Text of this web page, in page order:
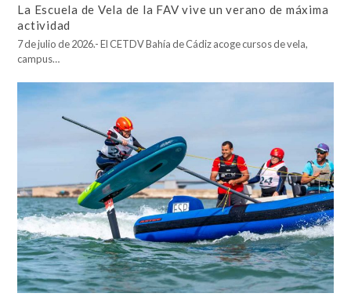
La Escuela de Vela de la FAV vive un verano de máxima
actividad
7 de julio de 2026.- El CETDV Bahía de Cádiz acoge cursos de vela,
campus…